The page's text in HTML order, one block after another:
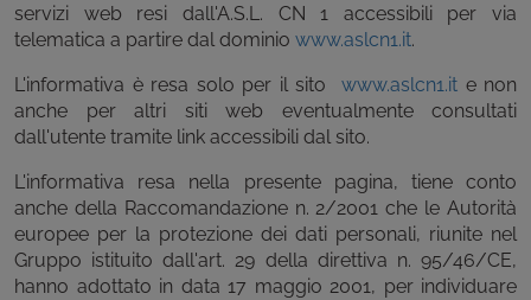
servizi web resi dall'A.S.L. CN 1 accessibili per via
telematica a partire dal dominio www.aslcn1.it.
L'informativa è resa solo per il sito www.aslcn1.it e non
anche per altri siti web eventualmente consultati
dall'utente tramite link accessibili dal sito.
L'informativa resa nella presente pagina, tiene conto
anche della Raccomandazione n. 2/2001 che le Autorità
europee per la protezione dei dati personali, riunite nel
Gruppo istituito dall'art. 29 della direttiva n. 95/46/CE,
hanno adottato in data 17 maggio 2001, per individuare